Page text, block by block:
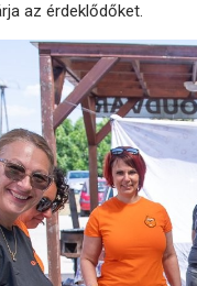
az érdeklődőket.